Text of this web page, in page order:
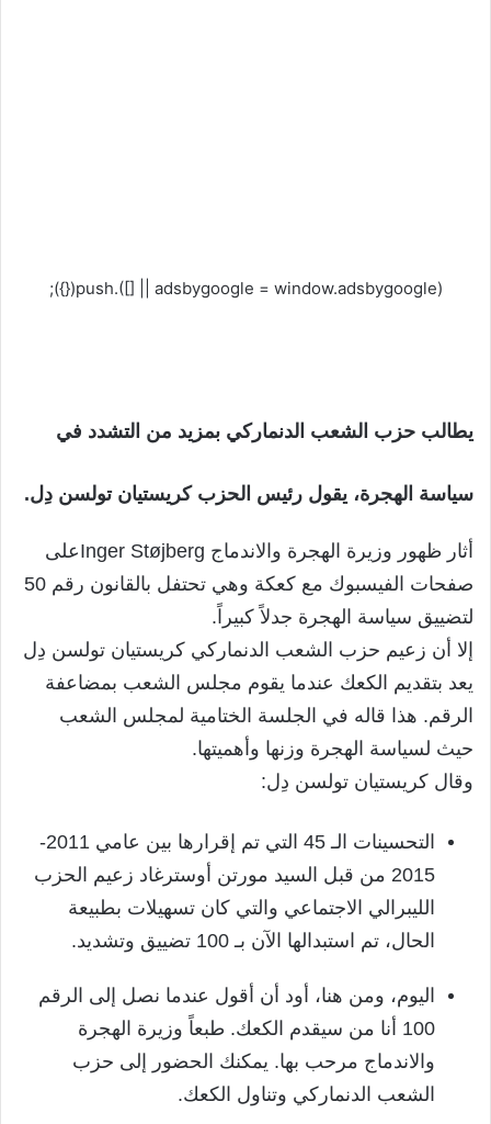
(adsbygoogle = window.adsbygoogle || []).push({});
يطالب حزب الشعب الدنماركي بمزيد من التشدد في
سياسة الهجرة، يقول رئيس الحزب كريستيان تولسن دِل.
أثار ظهور وزيرة الهجرة والاندماج Inger Støjbergعلى
صفحات الفيسبوك مع كعكة وهي تحتفل بالقانون رقم 50
لتضييق سياسة الهجرة جدلاً كبيراً.
إلا أن زعيم حزب الشعب الدنماركي كريستيان تولسن دِل
يعد بتقديم الكعك عندما يقوم مجلس الشعب بمضاعفة
الرقم. هذا قاله في الجلسة الختامية لمجلس الشعب
حيث لسياسة الهجرة وزنها وأهميتها.
وقال كريستيان تولسن دِل:
التحسينات الـ 45 التي تم إقرارها بين عامي 2011-
2015 من قبل السيد مورتن أوسترغاد زعيم الحزب
الليبرالي الاجتماعي والتي كان تسهيلات بطبيعة
الحال، تم استبدالها الآن بـ 100 تضييق وتشديد.
اليوم، ومن هنا، أود أن أقول عندما نصل إلى الرقم
100 أنا من سيقدم الكعك. طبعاً وزيرة الهجرة
والاندماج مرحب بها. يمكنك الحضور إلى حزب
الشعب الدنماركي وتناول الكعك.